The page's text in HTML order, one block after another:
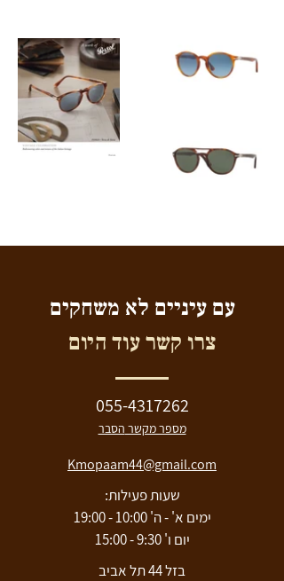
עם עיניים לא משחקים
צרו קשר עוד היום
055-4317262
Kmopaam44@gmail.com
שעות פעילות:
ימים א' - ה' 10:00 - 19:00
יום ו' 9:30 - 15:00
בזל 44 תל אביב
מספר מקשר הסבר